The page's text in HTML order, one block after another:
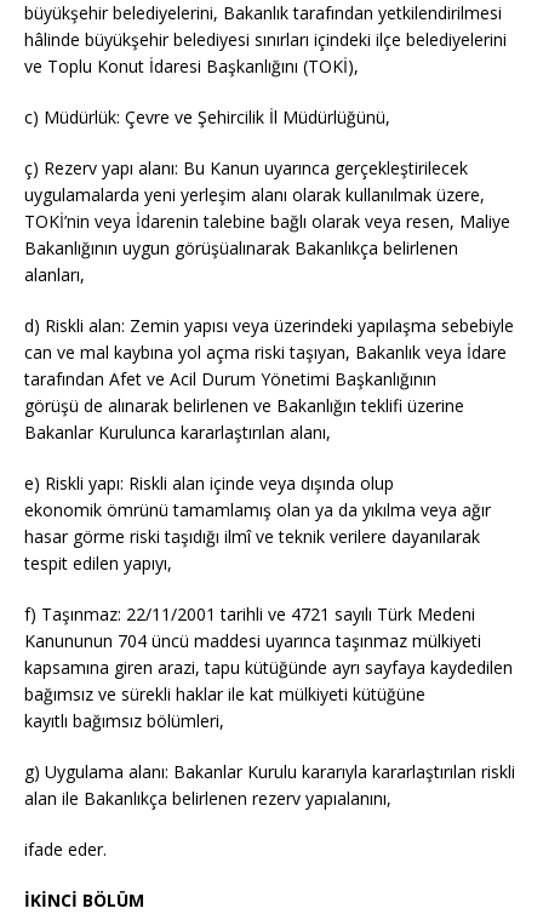
büyükşehir belediyelerini, Bakanlık tarafından yetkilendirilmesi
hâlinde büyükşehir belediyesi sınırları içindeki ilçe belediyelerini
ve Toplu Konut İdaresi Başkanlığını (TOKİ),
c) Müdürlük: Çevre ve Şehircilik İl Müdürlüğünü,
ç) Rezerv yapı alanı: Bu Kanun uyarınca gerçekleştirilecek
uygulamalarda yeni yerleşim alanı olarak kullanılmak üzere,
TOKİ’nin veya İdarenin talebine bağlı olarak veya resen, Maliye
Bakanlığının uygun görüşüalınarak Bakanlıkça belirlenen
alanları,
d) Riskli alan: Zemin yapısı veya üzerindeki yapılaşma sebebiyle
can ve mal kaybına yol açma riski taşıyan, Bakanlık veya İdare
tarafından Afet ve Acil Durum Yönetimi Başkanlığının
görüşü de alınarak belirlenen ve Bakanlığın teklifi üzerine
Bakanlar Kurulunca kararlaştırılan alanı,
e) Riskli yapı: Riskli alan içinde veya dışında olup
ekonomik ömrünü tamamlamış olan ya da yıkılma veya ağır
hasar görme riski taşıdığı ilmî ve teknik verilere dayanılarak
tespit edilen yapıyı,
f) Taşınmaz: 22/11/2001 tarihli ve 4721 sayılı Türk Medeni
Kanununun 704 üncü maddesi uyarınca taşınmaz mülkiyeti
kapsamına giren arazi, tapu kütüğünde ayrı sayfaya kaydedilen
bağımsız ve sürekli haklar ile kat mülkiyeti kütüğüne
kayıtlı bağımsız bölümleri,
g) Uygulama alanı: Bakanlar Kurulu kararıyla kararlaştırılan riskli
alan ile Bakanlıkça belirlenen rezerv yapıalanını,
ifade eder.
İKİNCİ BÖLÜM